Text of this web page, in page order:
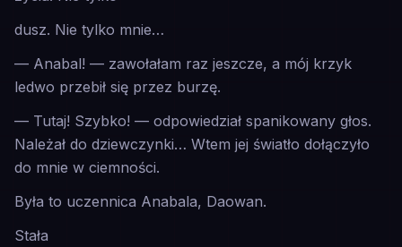
dusz. Nie tylko mnie…
— Anabal! — zawołałam raz jeszcze, a mój krzyk
ledwo przebił się przez burzę.
— Tutaj! Szybko! — odpowiedział spanikowany głos.
Należał do dziewczynki… Wtem jej światło dołączyło
do mnie w ciemności.
Była to uczennica Anabala, Daowan.
Stała